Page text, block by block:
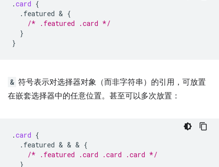
.card {
.featured & {
/* .featured .card */
}
}
& 符号表示对选择器对象（而非字符串）的引用，可放置
在嵌套选择器中的任意位置。甚至可以多次放置：
.card {
.featured & & & {
/* .featured .card .card .card */
}